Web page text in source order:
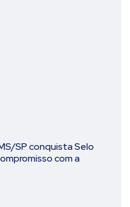
SP conquista Selo
com a